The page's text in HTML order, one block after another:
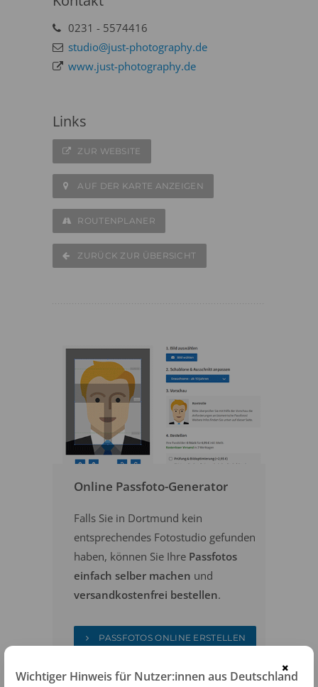
0231 - 5574416
studio@just-photography.de
www.just-photography.de
Links
ZUR WEBSITE
AUF DER KARTE ANZEIGEN
ROUTENPLANER
ZURÜCK ZUR ÜBERSICHT
Online Passfoto-Generator
Falls Sie in Dortmund kein
entsprechendes Fotostudio gefunden
haben, können Sie Ihre Passfotos
einfach selber machen und
versandkostenfrei bestellen.
PASSFOTOS ONLINE ERSTELLEN
×
Wichtiger Hinweis für Nutzer:innen aus Deutschland